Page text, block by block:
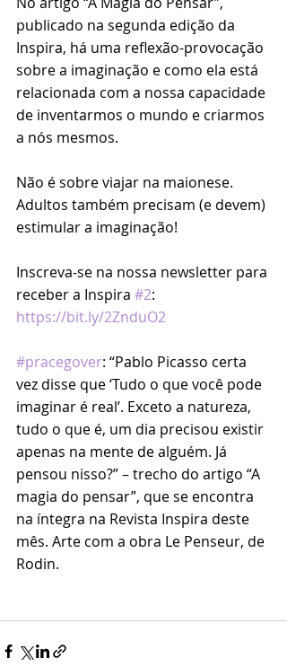
publicado na segunda edição da
Inspira, há uma reflexão-provocação
sobre a imaginação e como ela está
relacionada com a nossa capacidade
de inventarmos o mundo e criarmos
a nós mesmos.
Não é sobre viajar na maionese.
Adultos também precisam (e devem)
estimular a imaginação!
Inscreva-se na nossa newsletter para
receber a Inspira #2:
https://bit.ly/2ZnduO2
#pracegover: “Pablo Picasso certa
vez disse que ‘Tudo o que você pode
imaginar é real’. Exceto a natureza,
tudo o que é, um dia precisou existir
apenas na mente de alguém. Já
pensou nisso?” – trecho do artigo “A
magia do pensar”, que se encontra
na íntegra na Revista Inspira deste
mês. Arte com a obra Le Penseur, de
Rodin.